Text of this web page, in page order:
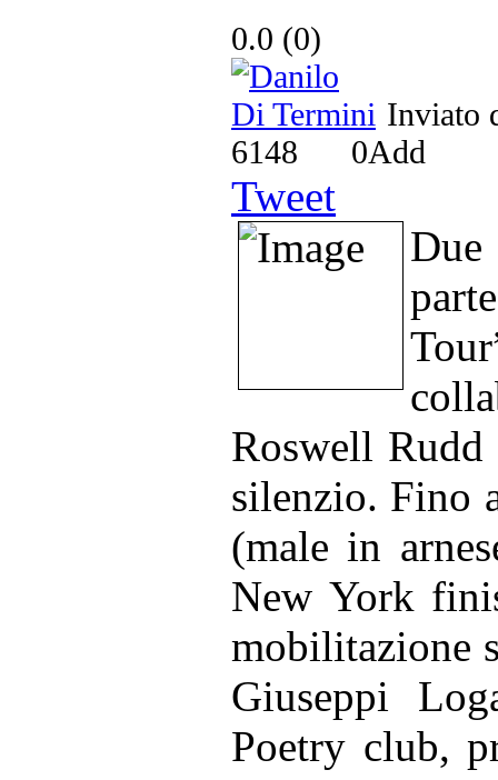
0.0 (0)
Inviato
6148
0Add
Tweet
Roswell
silenzio. Fino
(male in
New York
mobilitazione
Giuseppi
Poetry club,